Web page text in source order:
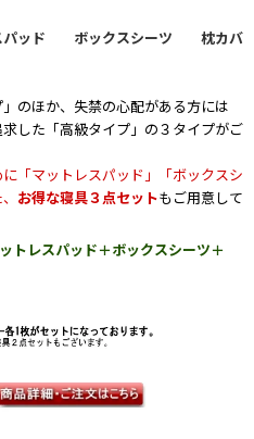
ッド ボックスシーツ
枕カバ
のほか、失禁の心配がある方には
した「高級タイプ」の３タイプがご
「マットレスパッド」「ボックスシ
お得な寝具３点セットもご用意して
トレスパッド＋ボックスシーツ＋